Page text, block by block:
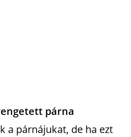
párna
a párnájukat, de ha ezt